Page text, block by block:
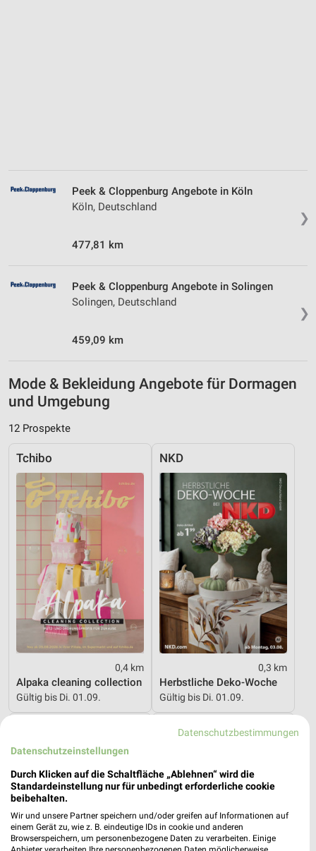
❯
Peek & Cloppenburg Angebote in Köln
Köln, Deutschland
477,81 km
❯
Peek & Cloppenburg Angebote in Solingen
Solingen, Deutschland
459,09 km
Mode & Bekleidung Angebote für Dormagen
und Umgebung
12 Prospekte
Tchibo
0,4 km
Alpaka cleaning collection
Gültig bis Di. 01.09.
NKD
0,3 km
Herbstliche Deko-Woche
Gültig bis Di. 01.09.
NKDDatenschutzbestimmungen
Datenschutzeinstellungen
Durch Klicken auf die Schaltfläche „Ablehnen“ wird die
Standardeinstellung nur für unbedingt erforderliche cookie
beibehalten.
Wir und unsere Partner speichern und/oder greifen auf Informationen auf
einem Gerät zu, wie z. B. eindeutige IDs in cookie und anderen
Browserspeichern, um personenbezogene Daten zu verarbeiten. Einige